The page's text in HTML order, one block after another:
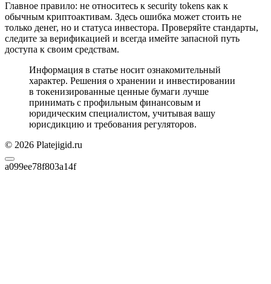
Главное правило: не относитесь к security tokens как к
обычным криптоактивам. Здесь ошибка может стоить не
только денег, но и статуса инвестора. Проверяйте стандарты,
следите за верификацией и всегда имейте запасной путь
доступа к своим средствам.
Информация в статье носит ознакомительный
характер. Решения о хранении и инвестировании
в токенизированные ценные бумаги лучше
принимать с профильным финансовым и
юридическим специалистом, учитывая вашу
юрисдикцию и требования регуляторов.
© 2026 Platejigid.ru
a099ee78f803a14f